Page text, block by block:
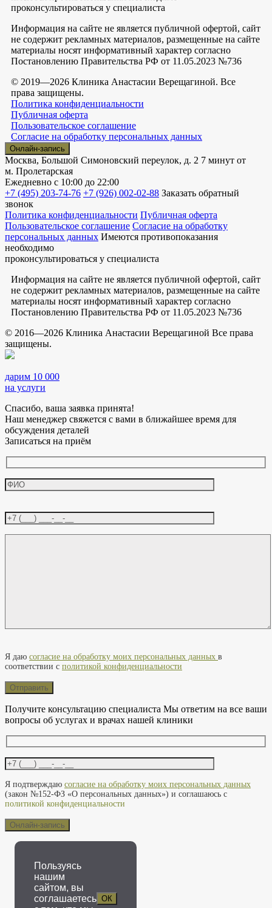
проконсультироваться у специалиста
Информация на сайте не является публичной офертой, сайт
не содержит рекламных материалов, размещенные на сайте
материалы носят информативный характер согласно
Постановлению Правительства РФ от 11.05.2023 №736
© 2019—2026 Клиника Анастасии Верещагиной. Все
права защищены.
Политика конфиденциальности
Публичная оферта
Пользовательское соглашение
Согласие на обработку персональных данных
Онлайн-запись
Москва, Большой Симоновский переулок, д. 2 7 минут от
м. Пролетарская
Ежедневно с 10:00 до 22:00
+7 (495) 203-74-76 +7 (926) 002-02-88 Заказать обратный
звонок
Политика конфиденциальности Публичная оферта
Пользовательское соглашение Согласие на обработку
персональных данных Имеются противопоказания
необходимо
проконсультироваться у специалиста
Информация на сайте не является публичной офертой, сайт
не содержит рекламных материалов, размещенные на сайте
материалы носят информативный характер согласно
Постановлению Правительства РФ от 11.05.2023 №736
© 2016—2026 Клиника Анастасии Верещагиной Все права
защищены.
дарим 10 000
на услуги
Спасибо, ваша заявка принята!
Наш менеджер свяжется с вами в ближайшее время для
обсуждения деталей
Записаться на приём
Я даю согласие на обработку моих персональных данных в
соответствии с политикой конфиденциальности
Получите консультацию специалиста Мы ответим на все ваши
вопросы об услугах и врачах нашей клиники
Я подтверждаю согласие на обработку моих персональных данных
(закон №152-ФЗ «О персональных данных») и соглашаюсь с
политикой конфиденциальности
Пользуясь
нашим
сайтом, вы
соглашаетесь ОК